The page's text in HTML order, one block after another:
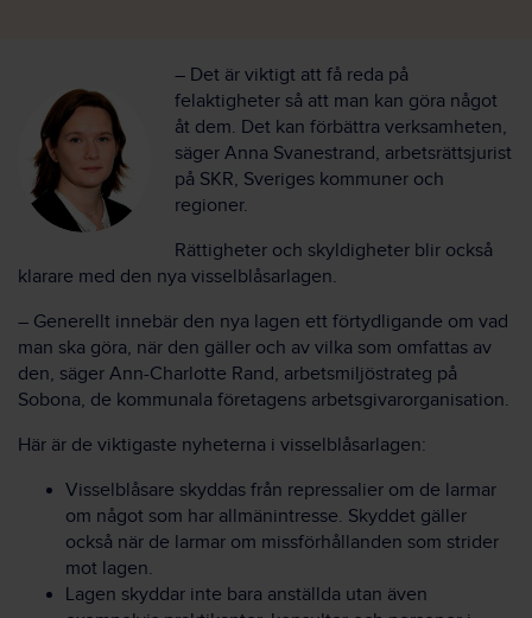
– Det är viktigt att få reda på
felaktigheter så att man kan göra något
åt dem. Det kan förbättra verksamheten,
säger Anna Svanestrand, arbetsrättsjurist
på SKR, Sveriges kommuner och
regioner.
Rättigheter och skyldigheter blir också
klarare med den nya visselblåsarlagen.
– Generellt innebär den nya lagen ett förtydligande om vad
man ska göra, när den gäller och av vilka som omfattas av
den, säger Ann-Charlotte Rand, arbetsmiljöstrateg på
Sobona, de kommunala företagens arbetsgivarorganisation.
Här är de viktigaste nyheterna i visselblåsarlagen:
Visselblåsare skyddas från repressalier om de larmar
om något som har allmänintresse. Skyddet gäller
också när de larmar om missförhållanden som strider
mot lagen.
Lagen skyddar inte bara anställda utan även